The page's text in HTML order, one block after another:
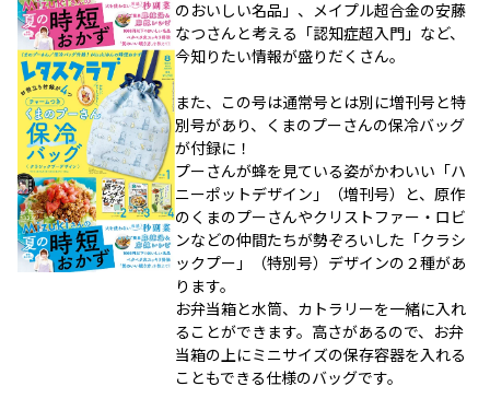
のおいしい名品」、メイプル超合金の安藤
なつさんと考える「認知症超入門」など、
今知りたい情報が盛りだくさん。
また、この号は通常号とは別に増刊号と特
別号があり、くまのプーさんの保冷バッグ
が付録に！
プーさんが蜂を見ている姿がかわいい「ハ
ニーポットデザイン」（増刊号）と、原作
のくまのプーさんやクリストファー・ロビ
ンなどの仲間たちが勢ぞろいした「クラシ
ックプー」（特別号）デザインの２種があ
ります。
お弁当箱と水筒、カトラリーを一緒に入れ
ることができます。高さがあるので、お弁
当箱の上にミニサイズの保存容器を入れる
こともできる仕様のバッグです。